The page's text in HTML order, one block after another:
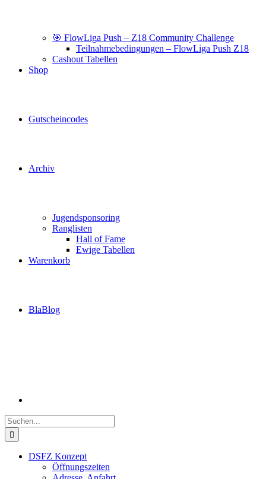
🎯 FlowLiga Push – Z18 Community Challenge
Teilnahmebedingungen – FlowLiga Push Z18
Cashout Tabellen
Shop
Gutscheincodes
Archiv
Jugendsponsoring
Ranglisten
Hall of Fame
Ewige Tabellen
Warenkorb
BlaBlog
Suche
nach:
DSFZ Konzept
Öffnungszeiten